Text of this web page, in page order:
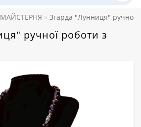
Згарда "Лунниця" ручної
ручної роботи з